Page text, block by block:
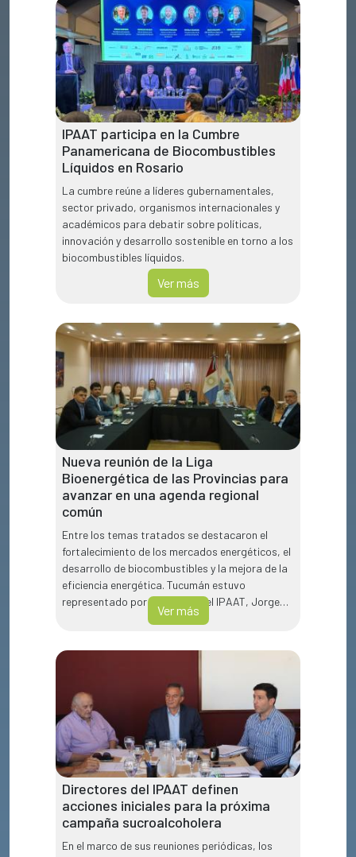
IPAAT participa en la Cumbre
Panamericana de Biocombustibles
Líquidos en Rosario
La cumbre reúne a líderes gubernamentales,
sector privado, organismos internacionales y
académicos para debatir sobre políticas,
innovación y desarrollo sostenible en torno a los
biocombustibles líquidos.
Ver más
Nueva reunión de la Liga
Bioenergética de las Provincias para
avanzar en una agenda regional
común
Entre los temas tratados se destacaron el
fortalecimiento de los mercados energéticos, el
desarrollo de biocombustibles y la mejora de la
eficiencia energética. Tucumán estuvo
representado por el gerente del IPAAT, Jorge
Ver más
Directores del IPAAT definen
acciones iniciales para la próxima
campaña sucroalcoholera
En el marco de sus reuniones periódicas, los